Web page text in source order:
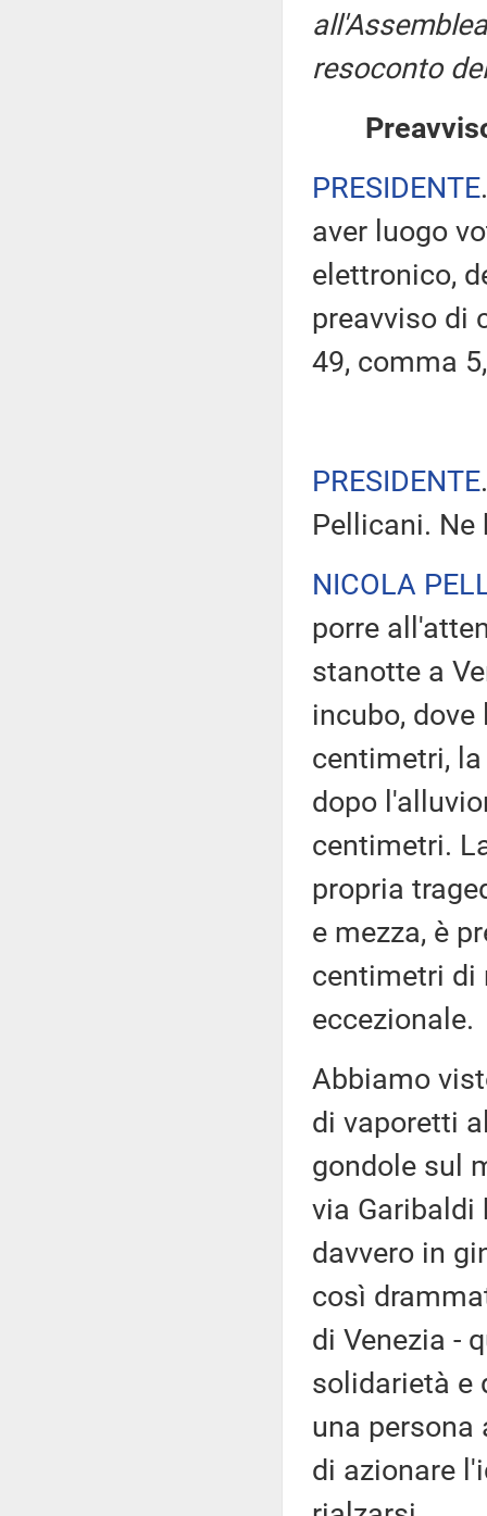
resoconto
PRESIDENTE
aver luogo
elettronico,
preavviso di
49, comma
PRESIDENTE
Pellicani.
NICOLA
porre
stanotte a
incubo,
centimetri,
dopo
centimetri.
propria
e mezza, è
centimetri di
eccezionale.
Abbiamo
di vaporetti
gondole sul
via Garibaldi
davvero in
così
di Venezia -
solidarietà e
una persona
di azionare